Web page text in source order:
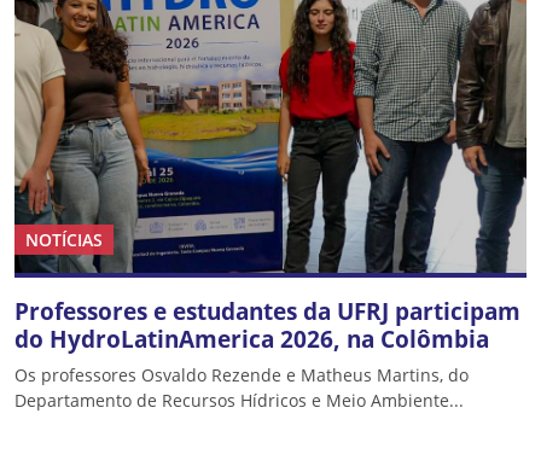
NOTÍCIAS
Professores e estudantes da UFRJ participam
do HydroLatinAmerica 2026, na Colômbia
Os professores Osvaldo Rezende e Matheus Martins, do
Departamento de Recursos Hídricos e Meio Ambiente...